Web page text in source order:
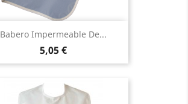
Babero Impermeable De...
Precio
5,05 €